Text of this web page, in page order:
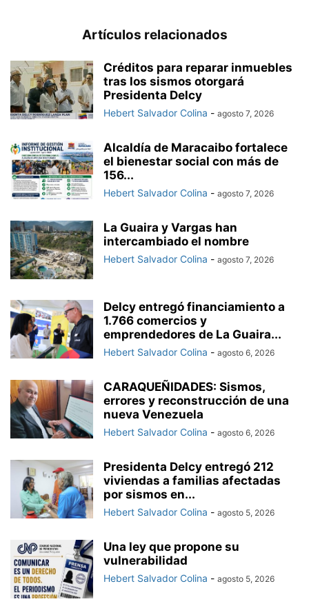
Artículos relacionados
Créditos para reparar inmuebles
tras los sismos otorgará
Presidenta Delcy
Hebert Salvador Colina - agosto 7, 2026
Alcaldía de Maracaibo fortalece
el bienestar social con más de
156...
Hebert Salvador Colina - agosto 7, 2026
La Guaira y Vargas han
intercambiado el nombre
Hebert Salvador Colina - agosto 7, 2026
Delcy entregó financiamiento a
1.766 comercios y
emprendedores de La Guaira...
Hebert Salvador Colina - agosto 6, 2026
CARAQUEÑIDADES: Sismos,
errores y reconstrucción de una
nueva Venezuela
Hebert Salvador Colina - agosto 6, 2026
Presidenta Delcy entregó 212
viviendas a familias afectadas
por sismos en...
Hebert Salvador Colina - agosto 5, 2026
Una ley que propone su
vulnerabilidad
Hebert Salvador Colina - agosto 5, 2026